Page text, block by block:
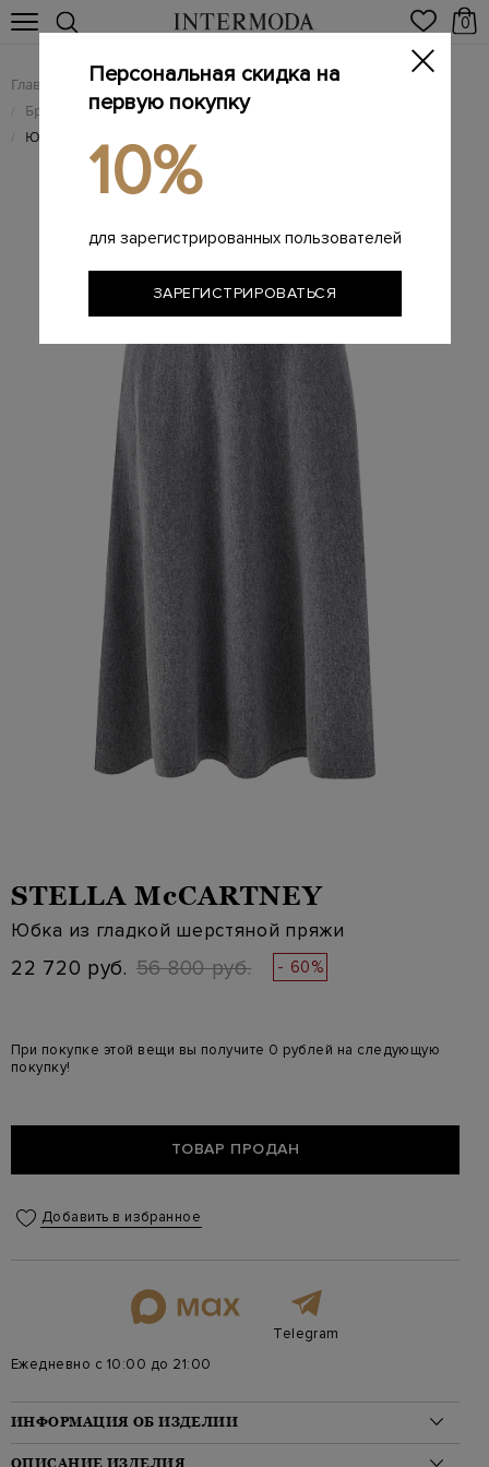
0
Главная Женщинам / Женская одежда
/ Брендовые женские юбки
/ Юбка из гладкой шерстяной пряжи
STELLA McCARTNEY
Юбка из гладкой шерстяной пряжи
22 720 руб. 56 800 руб. - 60%
При покупке этой вещи вы получите 0 рублей на следующую
покупку!
ТОВАР ПРОДАН
Добавить в избранное
Telegram
Ежедневно с 10:00 до 21:00
ИНФОРМАЦИЯ ОБ ИЗДЕЛИИ
Материал: шерсть 90%, полиэстер 10%
ОПИСАНИЕ ИЗДЕЛИЯ
Персональная скидка на
первую покупку
10%
для зарегистрированных пользователей
ЗАРЕГИСТРИРОВАТЬСЯ